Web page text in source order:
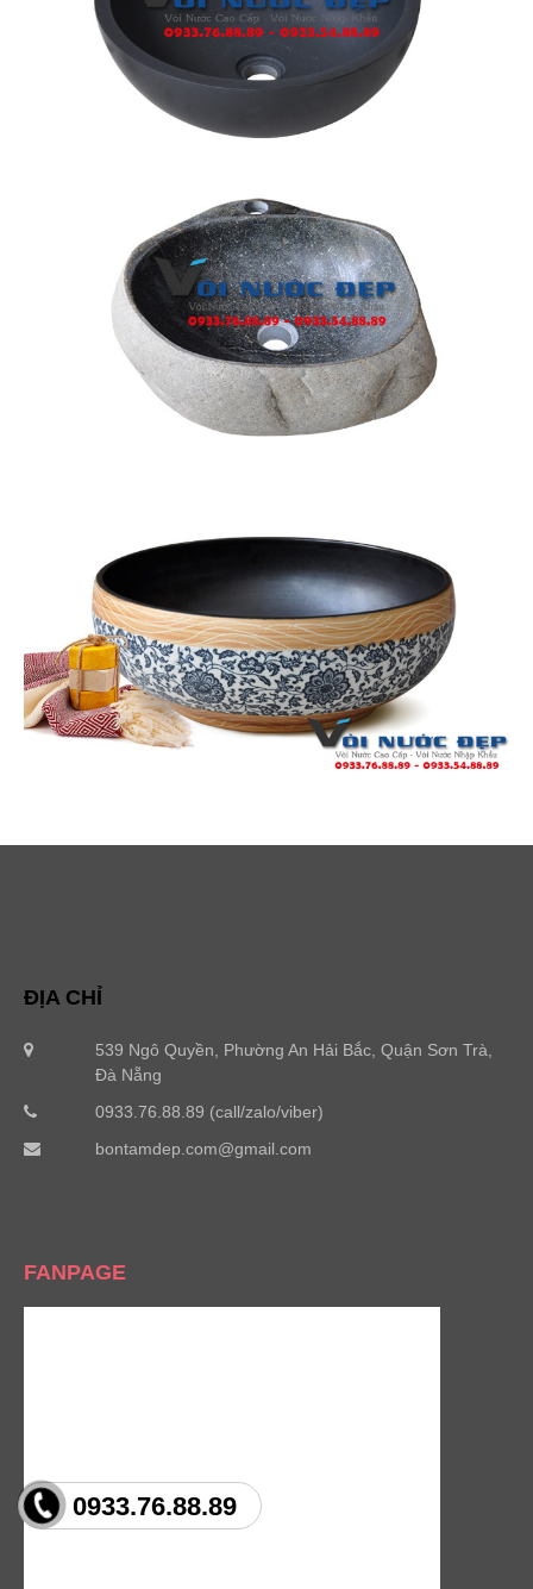
0933.76.88.89
ĐỊA CHỈ
539 Ngô Quyền, Phường An Hải Bắc, Quận Sơn Trà,
Đà Nẵng
0933.76.88.89 (call/zalo/viber)
bontamdep.com@gmail.com
FANPAGE